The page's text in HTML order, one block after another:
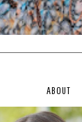
ABOUT